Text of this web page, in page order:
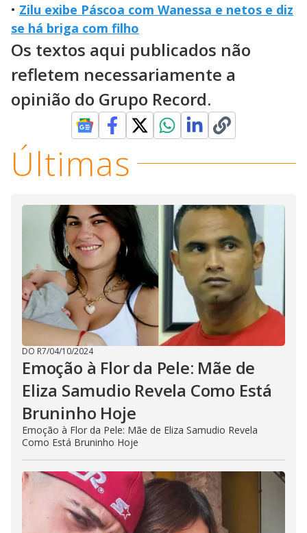
• Zilu exibe Páscoa com Wanessa e netos e diz
se há briga com filho
Os textos aqui publicados não
refletem necessariamente a
opinião do Grupo Record.
Últimas
DO R7/04/10/2024
Emoção à Flor da Pele: Mãe de
Eliza Samudio Revela Como Está
Bruninho Hoje
Emoção à Flor da Pele: Mãe de Eliza Samudio Revela
Como Está Bruninho Hoje